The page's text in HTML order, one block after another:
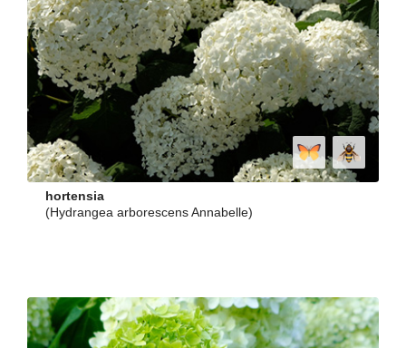
hortensia
(Hydrangea arborescens Annabelle)